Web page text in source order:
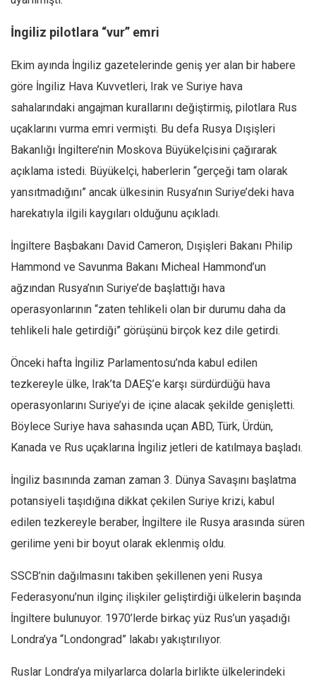
Ekonomi
Spor
Manzara
Gıda-Beslenme
Türkiye
Dünya
Afrika
Amerika
Avustralya
Düşünce
İngiliz pilotlara “vur” emri
Ekim ayında İngiliz gazetelerinde geniş yer alan bir habere
göre İngiliz Hava Kuvvetleri, Irak ve Suriye hava
sahalarındaki angaj­man kurallarını değiştirmiş, pilotlara Rus
uçaklarını vur­ma emri vermişti. Bu defa Rusya Dışişleri
Bakanlığı İn­giltere’nin Moskova Büyü­kelçisini çağırarak
açıklama istedi. Büyükelçi, haberlerin “gerçeği tam olarak
yansıt­madığını” ancak ülkesinin Rusya’nın Suriye’deki hava
harekatıyla ilgili kaygıları olduğunu açıkladı.
İngiltere Başbakanı David Cameron, Dışişleri Bakanı Philip
Hammond ve Savunma Bakanı Micheal Hammond’un
ağzından Rusya’nın Suriye’de başlat­tığı hava
operasyonlarının “zaten tehlikeli olan bir durumu daha da
tehlikeli hale getirdiği” görüşünü birçok kez dile getirdi.
Önceki hafta İngiliz Par­lamentosu’nda kabul edi­len
tezkereyle ülke, Irak’ta DAEŞ’e karşı sürdürdüğü hava
operasyonlarını Suri­ye’yi de içine alacak şekilde genişletti.
Böylece Suriye hava sahasında uçan ABD, Türk, Ürdün,
Kanada ve Rus uçaklarına İngiliz jetle­ri de katılmaya başladı.
İngiliz basınında zaman zaman 3. Dünya Savaşını başlatma
potansiyeli taşıdı­ğına dikkat çekilen Suriye krizi, kabul
edilen tezke­reyle beraber, İngiltere ile Rusya arasında süren
geri­lime yeni bir boyut olarak eklenmiş oldu.
SSCB’nin dağılmasını takiben şekille­nen yeni Rusya
Federasyonu’nun ilginç ilişkiler geliştirdiği ülkelerin başında
İngiltere bulunuyor. 1970’lerde birkaç yüz Rus’un yaşadığı
Londra’ya “Londongrad” lakabı yakıştırılıyor.
Ruslar Londra’ya mil­yarlarca dolarla birlikte ülkelerindeki